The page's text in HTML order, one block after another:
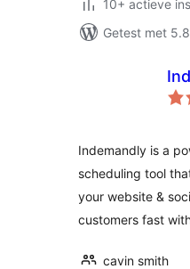
10+ actieve
Getest met
Indemandly is a
scheduling tool
your website &
customers fast
cavin smith